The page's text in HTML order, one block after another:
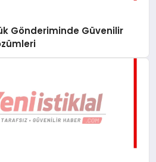
Gönderiminde Güvenilir